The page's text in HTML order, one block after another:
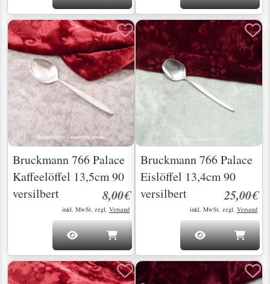
Bruckmann 766 Palace
Kaffeelöffel 13,5cm 90
versilbert
8,00€
inkl. MwSt. zzgl. Versand
Bruckmann 766 Palace
Eislöffel 13,4cm 90
versilbert
25,00€
inkl. MwSt. zzgl. Versand